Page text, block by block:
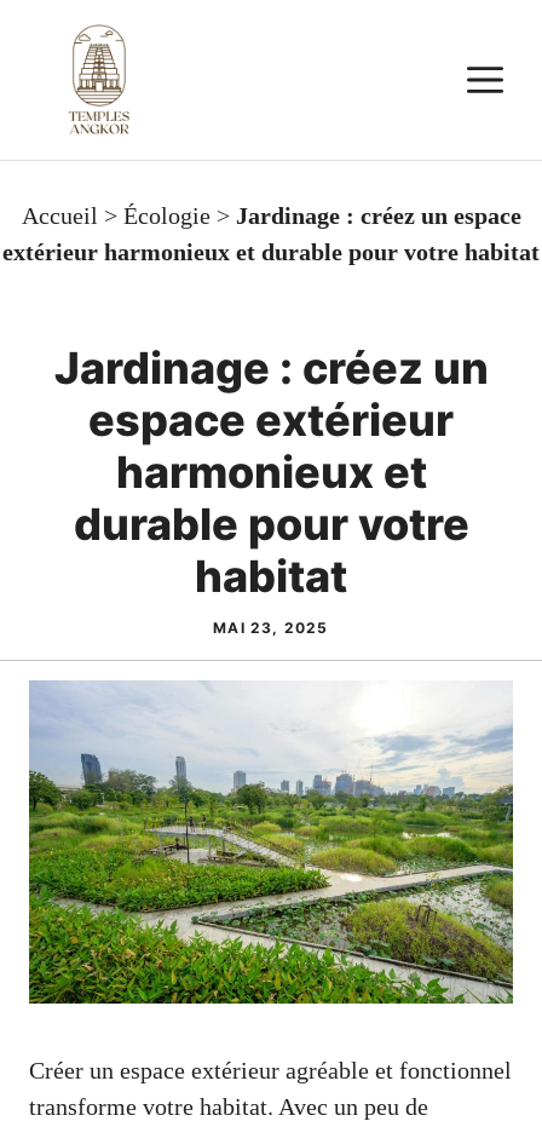
contenu
Accueil > Écologie> Jardinage : créez un espace
extérieur harmonieux et durable pour votre habitat
Jardinage : créez un
espace extérieur
harmonieux et
durable pour votre
habitat
MAI 23, 2025
Créer un espace extérieur agréable et fonctionnel
transforme votre habitat. Avec un peu de